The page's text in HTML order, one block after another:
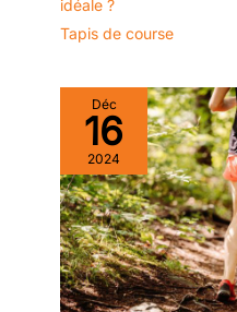
idéale ?
Tapis de course
Déc
16
2024